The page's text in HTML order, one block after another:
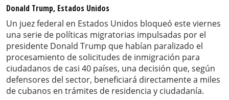
Donald Trump, Estados Unidos
Un juez federal en Estados Unidos bloqueó este viernes
una serie de políticas migratorias impulsadas por el
presidente Donald Trump que habían paralizado el
procesamiento de solicitudes de inmigración para
ciudadanos de casi 40 países, una decisión que, según
defensores del sector, beneficiará directamente a miles
de cubanos en trámites de residencia y ciudadanía.